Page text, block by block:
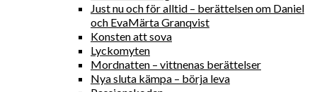
Just nu och för alltid – berättelsen om Daniel
och EvaMärta Granqvist
Konsten att sova
Lyckomyten
Mordnatten – vittnenas berättelser
Nya sluta kämpa – börja leva